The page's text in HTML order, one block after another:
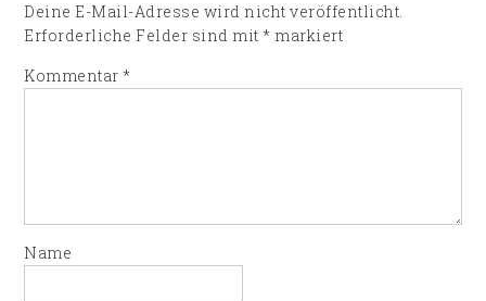
Deine E-Mail-Adresse wird nicht veröffentlicht.
Erforderliche Felder sind mit* markiert
Kommentar*
Name